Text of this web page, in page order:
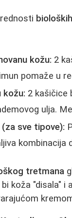
kožu: 2
pomaže u
kožu: 2 kašičice
ulja.
sve tipove):
tretmana
koža "disala"